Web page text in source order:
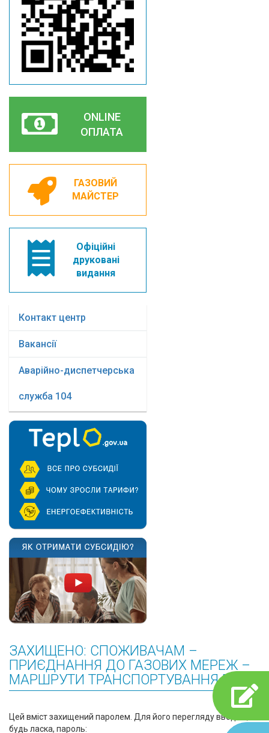
ONLINE
ОПЛАТА
ГАЗОВИЙ
МАЙСТЕР
Офіційні
друковані
видання
Контакт центр
Вакансії
Аварійно-диспетчерська
служба 104
ЗАХИЩЕНО: СПОЖИВАЧАМ –
ПРИЄДНАННЯ ДО ГАЗОВИХ МЕРЕЖ –
МАРШРУТИ ТРАНСПОРТУВАННЯ ГАЗУ
Цей вміст захищений паролем. Для його перегляду введіть,
будь ласка, пароль: